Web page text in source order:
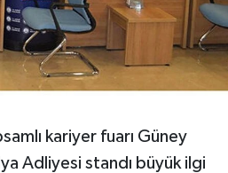
kariyer fuarı Güney
Adliyesi standı büyük ilgi